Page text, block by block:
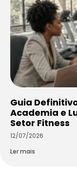
Guia
Academia e
Setor Fitness
12/07/2026
Ler mais